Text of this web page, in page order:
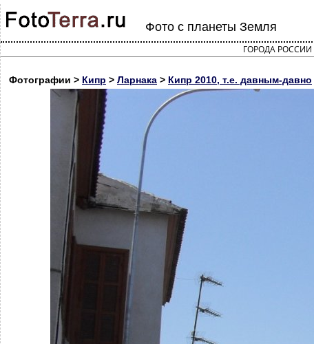
Фото с планеты Земля
ГОРОДА РОССИИ
Фотографии > Кипр > Ларнака > Кипр 2010, т.е. давным-давно